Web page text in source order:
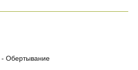
Обертывание